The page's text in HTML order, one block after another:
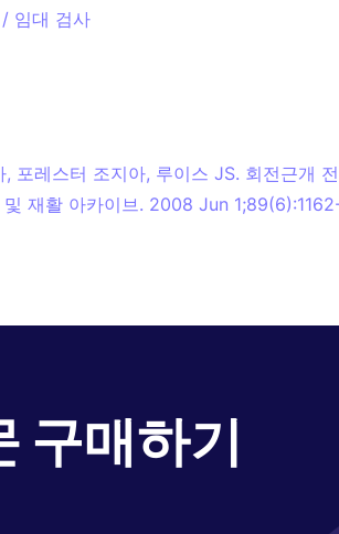
임대 검사
, 포레스터 조지아, 루이스 JS. 회전근개
및 재활 아카이브. 2008 Jun
구매하기